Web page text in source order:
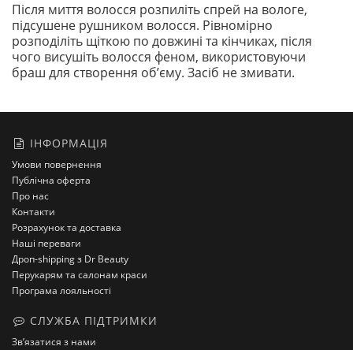
Після миття волосся розпиліть спрей на вологе,
підсушене рушником волосся. Рівномірно
розподіліть щіткою по довжині та кінчиках, після
чого висушіть волосся феном, використовуючи
браш для створення об’єму. Засіб не змивати.
ІНФОРМАЦІЯ
Умови повернення
Публічна оферта
Про нас
Контакти
Розрахунок та доставка
Наші переваги
Дроп-shipping з Dr Beauty
Перукарям та салонам краси
Програма лояльності
СЛУЖБА ПІДТРИМКИ
Зв’язатися з нами